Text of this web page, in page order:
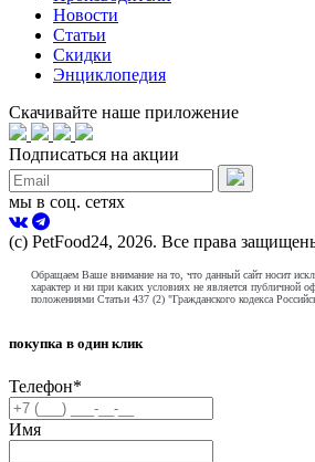
Новости
Статьи
Скидки
Энциклопедия
Скачивайте наше приложение
Подписаться на акции
мы в соц. сетях
(с) PetFood24, 2026. Все права
Обращаем Ваше внимание на то, что данный сайт носит
характер и ни при каких условиях не является публичной
положениями Статьи 437 (2) "Гражданского кодекса
покупка в один клик
Телефон*
Имя